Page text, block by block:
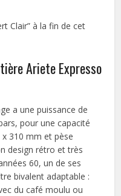
Clair” à la fin de cet
Ariete Expresso
a une puissance de
pour une capacité
x 310 mm et pèse
design rétro et très
60, un de ses
bivalent adaptable :
du café moulu ou